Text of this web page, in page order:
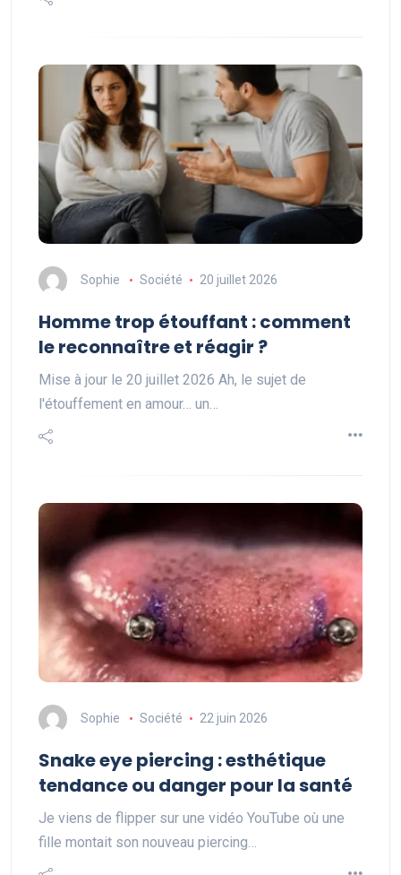
Sophie Société 20 juillet 2026
Homme trop étouffant : comment
le reconnaître et réagir ?
Mise à jour le 20 juillet 2026 Ah, le sujet de
l'étouffement en amour… un…
Sophie Société 22 juin 2026
Snake eye piercing : esthétique
tendance ou danger pour la santé
Je viens de flipper sur une vidéo YouTube où une
fille montait son nouveau piercing…